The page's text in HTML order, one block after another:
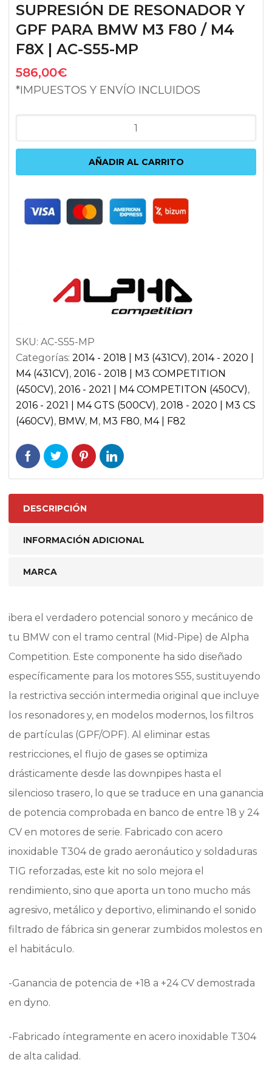
SUPRESIÓN DE RESONADOR Y
GPF PARA BMW M3 F80 / M4
F8X | AC-S55-MP
586,00€
*IMPUESTOS Y ENVÍO INCLUIDOS
DE
CENTRAL
COMPETITION
CON
RESONADOR
BMW
M3
F80
/
M4
F8X
|
AC-
S55-
MP
cantidad
AÑADIR AL CARRITO
SKU: AC-S55-MP
Categorías: 2014 - 2018 | M3 (431CV), 2014 - 2020 |
M4 (431CV), 2016 - 2018 | M3 COMPETITION
(450CV), 2016 - 2021 | M4 COMPETITON (450CV),
2016 - 2021 | M4 GTS (500CV), 2018 - 2020 | M3 CS
(460CV), BMW, M , M3 F80, M4 | F82
DESCRIPCIÓN
INFORMACIÓN ADICIONAL
MARCA
ibera el verdadero potencial sonoro y mecánico de
tu BMW con el tramo central (Mid-Pipe) de Alpha
Competition. Este componente ha sido diseñado
específicamente para los motores S55, sustituyendo
la restrictiva sección intermedia original que incluye
los resonadores y, en modelos modernos, los filtros
de partículas (GPF/OPF). Al eliminar estas
restricciones, el flujo de gases se optimiza
drásticamente desde las downpipes hasta el
silencioso trasero, lo que se traduce en una ganancia
de potencia comprobada en banco de entre 18 y 24
CV en motores de serie. Fabricado con acero
inoxidable T304 de grado aeronáutico y soldaduras
TIG reforzadas, este kit no solo mejora el
rendimiento, sino que aporta un tono mucho más
agresivo, metálico y deportivo, eliminando el sonido
filtrado de fábrica sin generar zumbidos molestos en
el habitáculo.
-Ganancia de potencia de +18 a +24 CV demostrada
en dyno.
-Fabricado íntegramente en acero inoxidable T304
de alta calidad.